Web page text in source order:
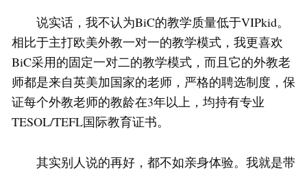
说实话，我不认为BiC的教学质量低于VIPkid。
相比于主打欧美外教一对一的教学模式，我更喜欢
BiC采用的固定一对二的教学模式，而且它的外教老
师都是来自英美加国家的老师，严格的聘选制度，保
证每个外教老师的教龄在3年以上，均持有专业
TESOL/TEFL国际教育证书。
其实别人说的再好，都不如亲身体验。我就是带